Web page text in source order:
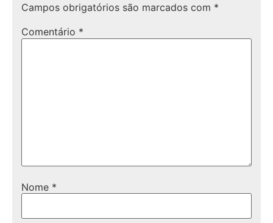
Campos obrigatórios são marcados com *
Comentário *
Nome *